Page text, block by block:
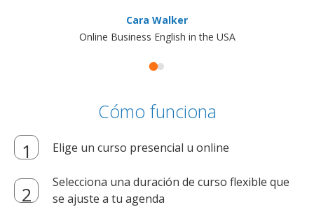
Cara Walker
Online Business English in the USA
Cómo funciona
Elige un curso presencial u online
Selecciona una duración de curso flexible que
se ajuste a tu agenda